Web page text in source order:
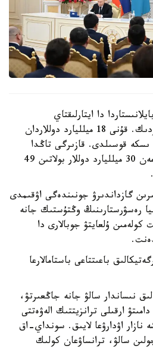
دا ايتارلىقتاي
جەتىستىكتەرگە قول جەتكىزدىك. قۇنى 18 ميلليارد دوللاردان
جوبا ىسكە قوسىلدى. قازىرگى تاڭدا
جالپى ينۆەستيتسياسى شامامەن 30 ميلليارد دوللار بولاتىن 49
گازداندىرۋ جونىندەگى اۋقىمدى
رەسۋرستارىنىڭ وڭتۇستىك جانە
كولەمىن ۇلعايتۋ جوبالارى دا
باعىتتاعى باستامالارعا
نىساندار سالۋ جانە جاڭعىرتۋ،
ارقىلى ترانزيتتىك الەۋەتتى
نازار اۋدارۋعا لايىق. سونداي-اق
سالۋ، ترانساۋعان كولىك